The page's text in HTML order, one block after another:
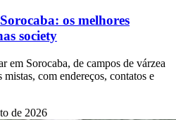
os melhores
society
em Sorocaba, de campos de várzea
mistas, com endereços, contatos e
de 2026